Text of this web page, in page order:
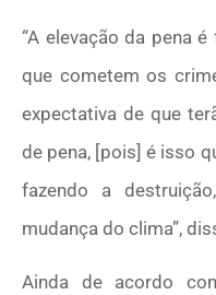
“A elevação da pena
que cometem os
expectativa de que
de pena, [pois] é isso
fazendo a
mudança do clima”,
Ainda de acordo